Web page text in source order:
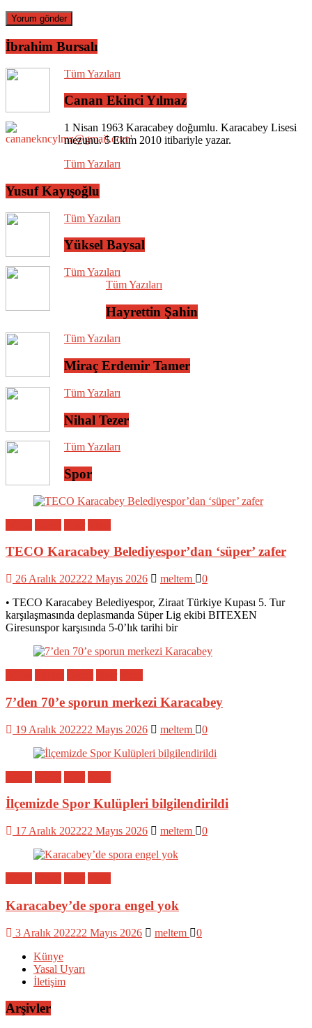
İbrahim Bursalı
Tüm Yazıları
Canan Ekinci Yılmaz
1 Nisan 1963 Karacabey doğumlu. Karacabey Lisesi
mezunu. 5 Ekim 2010 itibariyle yazar.
Tüm Yazıları
Yusuf Kayışoğlu
Tüm Yazıları
Yüksel Baysal
Tüm Yazıları
Tüm Yazıları
Hayrettin Şahin
Tüm Yazıları
Miraç Erdemir Tamer
Tüm Yazıları
Nihal Tezer
Tüm Yazıları
Spor
TECO Karacabey Belediyespor’dan ‘süper’ zafer
26 Aralık 202222 Mayıs 2026 meltem
0
• TECO Karacabey Belediyespor, Ziraat Türkiye Kupası 5. Tur
karşılaşmasında deplasmanda Süper Lig ekibi BITEXEN
Giresunspor karşısında 5-0’lık tarihi bir
7’den 70’e sporun merkezi Karacabey
19 Aralık 202222 Mayıs 2026 meltem 0
İlçemizde Spor Kulüpleri bilgilendirildi
17 Aralık 202222 Mayıs 2026 meltem 0
Karacabey’de spora engel yok
3 Aralık 202222 Mayıs 2026 meltem
0
Künye
Yasal Uyarı
İletişim
Arşivler